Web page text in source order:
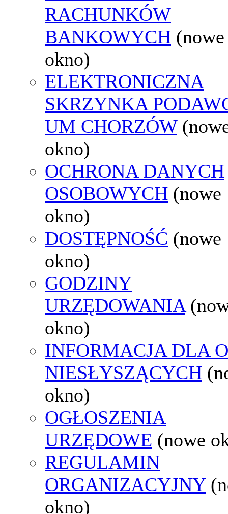
RACHUNKÓW
BANKOWYCH (nowe
okno)
ELEKTRONICZNA
SKRZYNKA
UM CHORZÓW
okno)
OCHRONA DANYCH
OSOBOWYCH (nowe
okno)
DOSTĘPNOŚĆ (nowe
okno)
GODZINY
URZĘDOWANIA
okno)
INFORMACJA DLA
NIESŁYSZĄCYCH
okno)
OGŁOSZENIA
URZĘDOWE (nowe
REGULAMIN
ORGANIZACYJNY
okno)